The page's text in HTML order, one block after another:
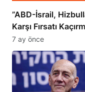
​​​​​​​”ABD-İsrail,
Karşı Fırsatı
İstemiyor”
7 ay önce